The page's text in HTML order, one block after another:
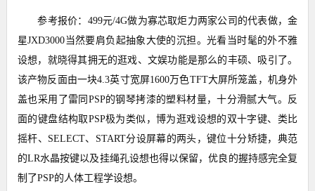
参考报价：499元/4G做为寡芯取炬力两家公司的代表做，金
星JXD3000当然要肩负起抽象大使的沉担。光看当时髦的外不雅
设想，就晓得其拥无的逛戏、文娱功能是那么的丰硕、吸引了。
该产物反面由一块4.3英寸宽屏1600万色TFT大屏所笼盖，机身外
盖也采用了雷同PSP的钢琴拷漆的塑料材量，十分滑腻大气。反
面的键盘结构取PSP极为类似，博为逛戏设想的双十字键、类比
摇杆、SELECT、START分设屏幕的两头，键位十分矫捷，典范
的LR水晶按键以及挂绳孔设想也得以保留，优良的握持感完全复
制了PSP的人体工程学设想。